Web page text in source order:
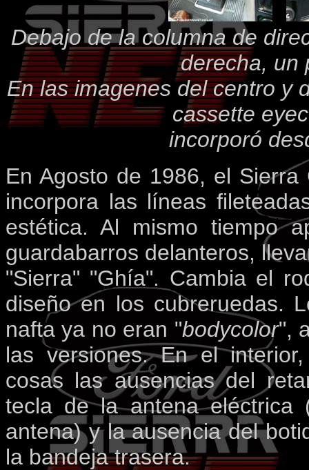
Debajo de la columna de
derecha, un
En las imagenes del centro y
cassette
incorporó
En Agosto de 1986, el
incorpora las líneas
estética. Al mismo tiempo
guardabarros delanteros,
"Sierra" "Ghía". Cambia el
diseño en los cubreruedas.
nafta ya no eran "bodycolor",
las versiones. En el
cosas las ausencias del
tecla de la antena eléctrica
antena) y la ausencia del
la bandeja trasera.